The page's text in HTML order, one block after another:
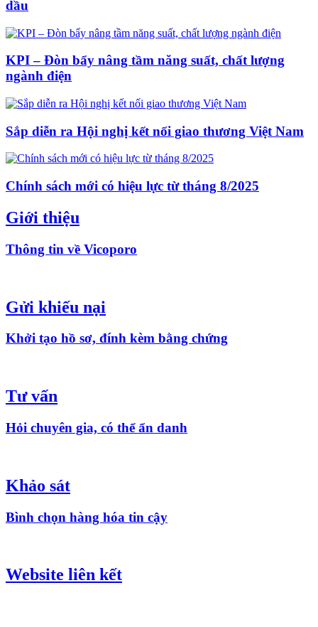
dầu
KPI – Đòn bẩy nâng tầm năng suất, chất lượng
ngành điện
Sắp diễn ra Hội nghị kết nối giao thương Việt Nam
Chính sách mới có hiệu lực từ tháng 8/2025
Giới thiệu
Thông tin về Vicoporo
Gửi khiếu nại
Khởi tạo hồ sơ, đính kèm bằng chứng
Tư vấn
Hỏi chuyên gia, có thể ẩn danh
Khảo sát
Bình chọn hàng hóa tin cậy
Website liên kết